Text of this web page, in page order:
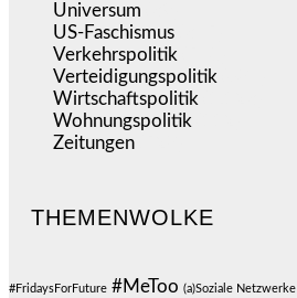
Universum
US-Faschismus
Verkehrspolitik
Verteidigungspolitik
Wirtschaftspolitik
Wohnungspolitik
Zeitungen
THEMENWOLKE
#FridaysForFuture #MeToo (a)Soziale Netzwerke